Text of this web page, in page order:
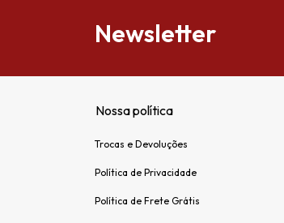
Newsletter
Nossa política
Trocas e Devoluções
Política de Privacidade
Política de Frete Grátis